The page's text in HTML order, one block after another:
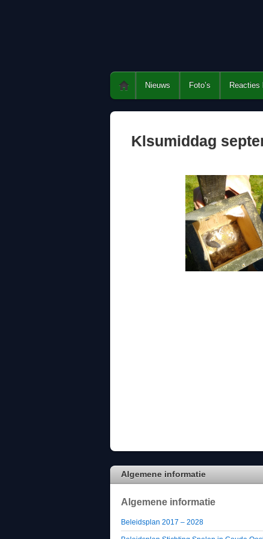
Nieuws Foto’s Reacties
Klsumiddag
Algemene informatie
Algemene informatie
Beleidsplan 2017 – 2028